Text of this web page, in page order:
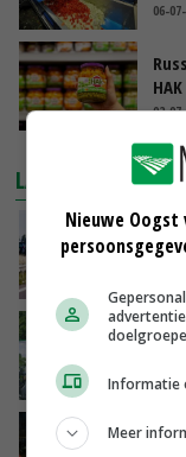
06-
HAK
02-
LAATSTE NIEUWS
te
Nieuwe
Informatie
Meer